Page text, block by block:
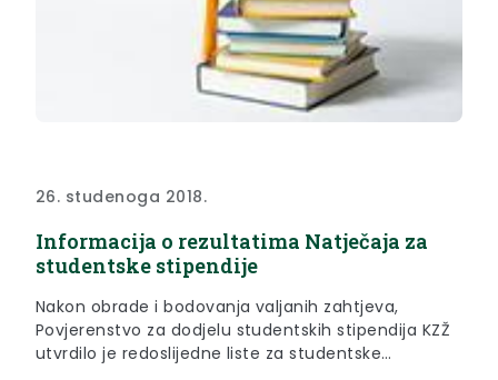
26. studenoga 2018.
Informacija o rezultatima Natječaja za
studentske stipendije
Nakon obrade i bodovanja valjanih zahtjeva,
Povjerenstvo za dodjelu studentskih stipendija KZŽ
utvrdilo je redoslijedne liste za studentske